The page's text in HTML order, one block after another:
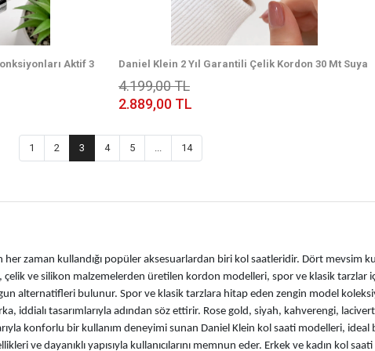
Aktif 3
EDK.2.14433-3
Daniel Klein 2 Yıl Garantili Çelik Kordon 30 Mt Suya
Dayanıklı Kadın Kol Saati+Bileklik DKK.14372.3
4.199,00 TL
2.889,00 TL
1 2 3 4 5 ... 14
her zaman kullandığı popüler aksesuarlardan biri kol saatleridir. Dört mevsim
ve silikon malzemelerden üretilen kordon modelleri, spor ve klasik tarzlar
alternatifleri bulunur. Spor ve klasik tarzlara hitap eden zengin model
iddialı tasarımlarıyla adından söz ettirir. Rose gold, siyah, kahverengi,
konforlu bir kullanım deneyimi sunan Daniel Klein kol saati modelleri, ideal
ve dayanıklı yapısıyla kullanıcılarını memnun eder. Erkek ve kadın kol